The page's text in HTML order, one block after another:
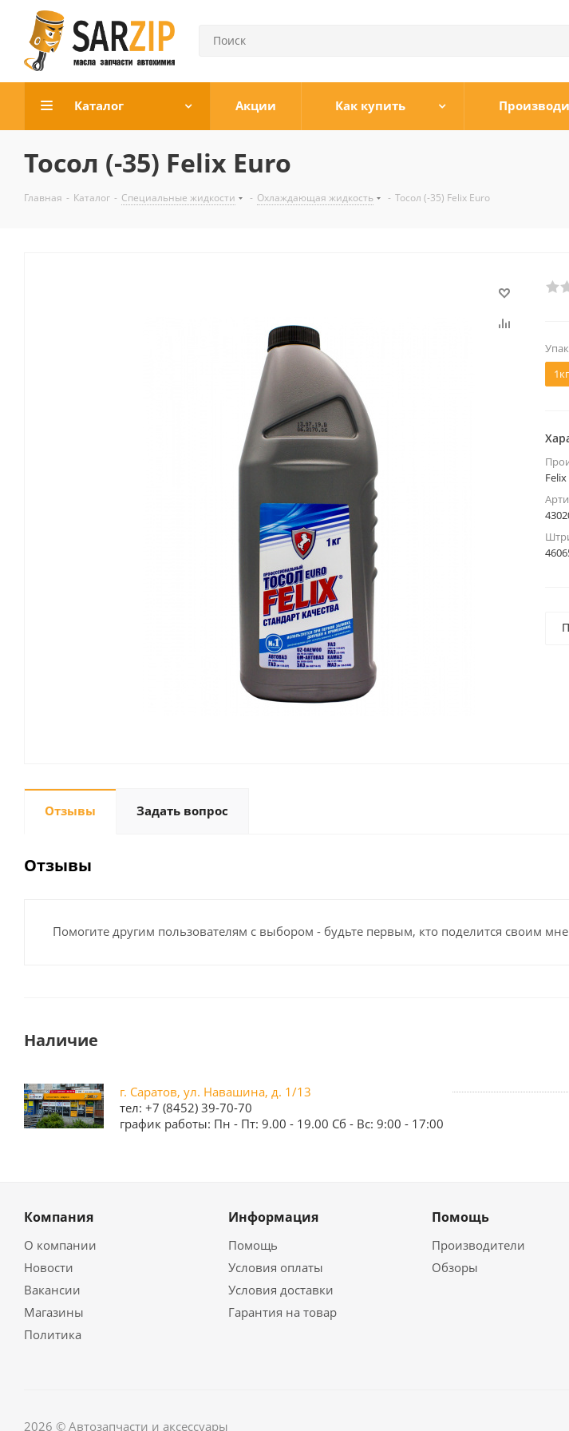
Каталог Акции Как купить
Тосол (-35) Felix Euro
Главная - Каталог - Специальные жидкости - Охлаждающая жидкость - Тосол (-35) Felix Euro
1кг
Felix
Отзывы Задать вопрос
Отзывы
Помогите другим пользователям с выбором - будьте первым, кто поделится своим
Наличие
г. Саратов, ул. Навашина, д. 1/13
тел: +7 (8452) 39-70-70
график работы: Пн - Пт: 9.00 - 19.00 Сб - Вс: 9:00 - 17:00
Компания
О компании
Новости
Вакансии
Магазины
Политика
Информация
Помощь
Условия оплаты
Условия доставки
Гарантия на товар
Помощь
Производители
Обзоры
2026 © Автозапчасти и аксессуары